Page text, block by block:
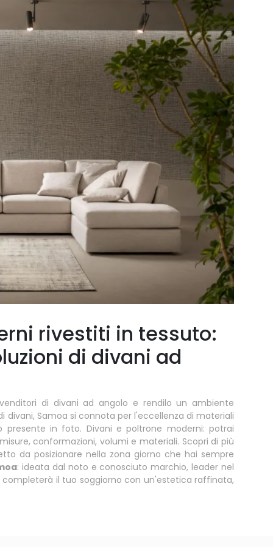
rivestiti in tessuto:
di divani ad
di divani ad angolo e rendilo un ambiente
divani, Samoa si connota per l'eccellenza di materiali
in foto. Divani e poltrone moderni: potrai
conformazioni, volumi e materiali. Scopri di più
da posizionare nella zona giorno che hai sempre
: ideata dal noto e conosciuto marchio, leader nel
il tuo soggiorno con un'estetica raffinata,